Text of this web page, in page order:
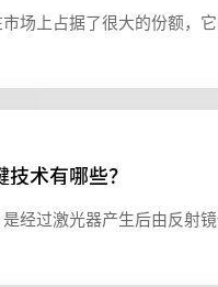
术有哪些？